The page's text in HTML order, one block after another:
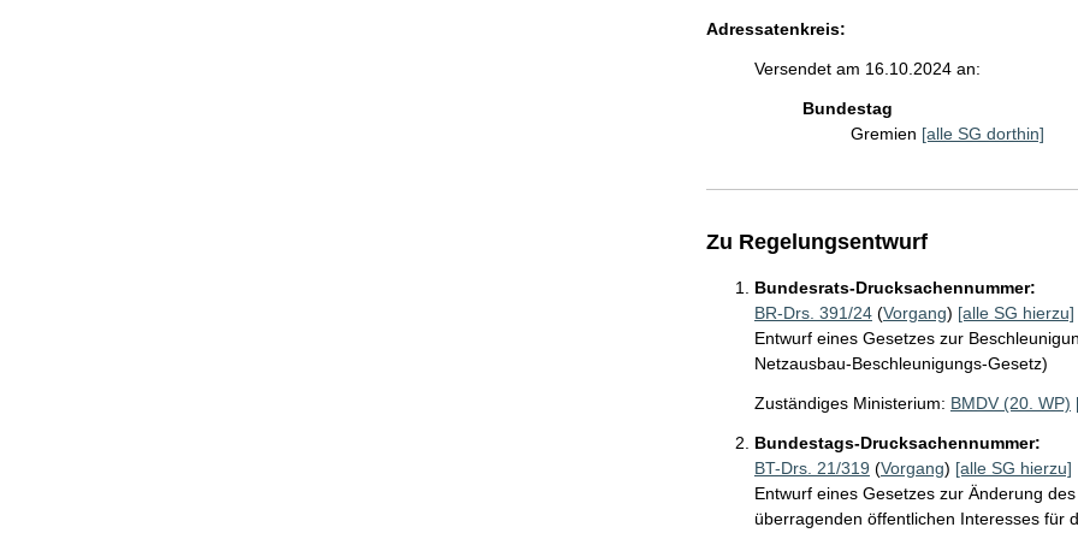
Adressatenkreis:
Versendet am 16.10.2024 an:
Bundestag
Gremien [alle SG dorthin]
Zu Regelungsentwurf
Bundesrats-Drucksachennummer:
BR-Drs. 391/24(Vorgang) [alle SG hierzu]
Entwurf eines Gesetzes zur
Netzausbau-Beschleunigungs-Gesetz)
Zuständiges Ministerium: BMDV (20. WP)
Bundestags-Drucksachennummer:
BT-Drs. 21/319 (Vorgang) [alle SG hierzu]
Entwurf eines Gesetzes zur Änderung
überragenden öffentlichen Interesses für